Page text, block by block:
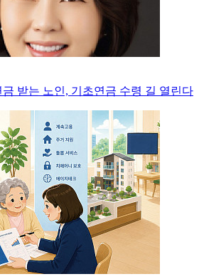
받는 노인, 기초연금 수령 길 열린다